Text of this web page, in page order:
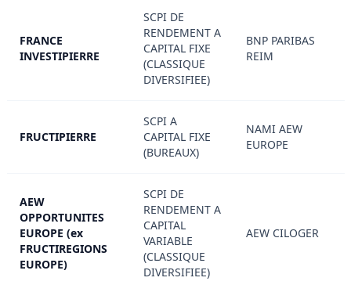
FRANCE
INVESTIPIERRE
SCPI DE
RENDEMENT A
CAPITAL FIXE
(CLASSIQUE
DIVERSIFIEE)
BNP PARIBAS
REIM
FRUCTIPIERRE
SCPI A
CAPITAL FIXE
(BUREAUX)
NAMI AEW
EUROPE
AEW
OPPORTUNITES
EUROPE (ex
FRUCTIREGIONS
EUROPE)
SCPI DE
RENDEMENT A
CAPITAL
VARIABLE
(CLASSIQUE
DIVERSIFIEE)
AEW CILOGER